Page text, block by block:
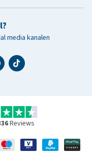
media kanalen
Reviews